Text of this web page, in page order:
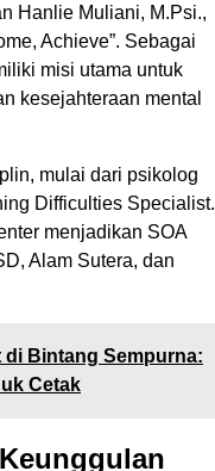
Hanlie Muliani, M.Psi.,
Achieve”. Sebagai
misi utama untuk
kesejahteraan mental
mulai dari psikolog
Difficulties Specialist.
menjadikan SOA
Alam Sutera, dan
di Bintang Sempurna:
Cetak